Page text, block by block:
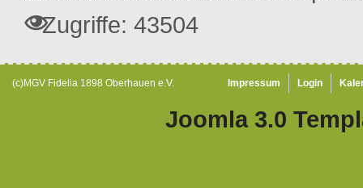
Zugriffe: 43504
(c)MGV Fidelia 1898 Oberhauen e.V. Impressum Login
Joomla 3.0